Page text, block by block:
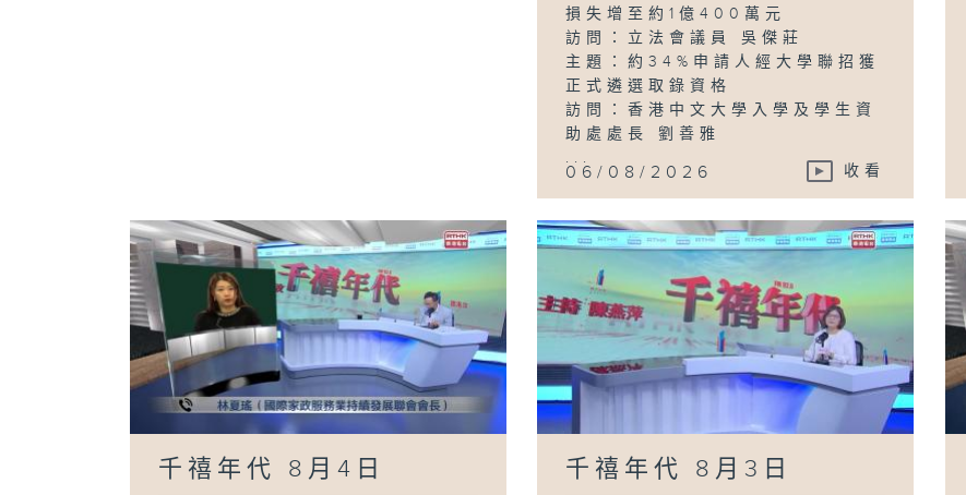
損失增至約1億400萬元
訪問：立法會議員 吳傑莊
主題：約34%申請人經大學聯招獲
正式遴選取錄資格
訪問：香港中文大學入學及學生資
助處處長 劉善雅
...
06/08/2026 收看
千禧年代 8月4日 千禧年代 8月3日